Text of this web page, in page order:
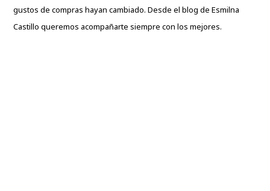
gustos de compras hayan cambiado. Desde el blog de Esmilna
Castillo queremos acompañarte siempre con los mejores.